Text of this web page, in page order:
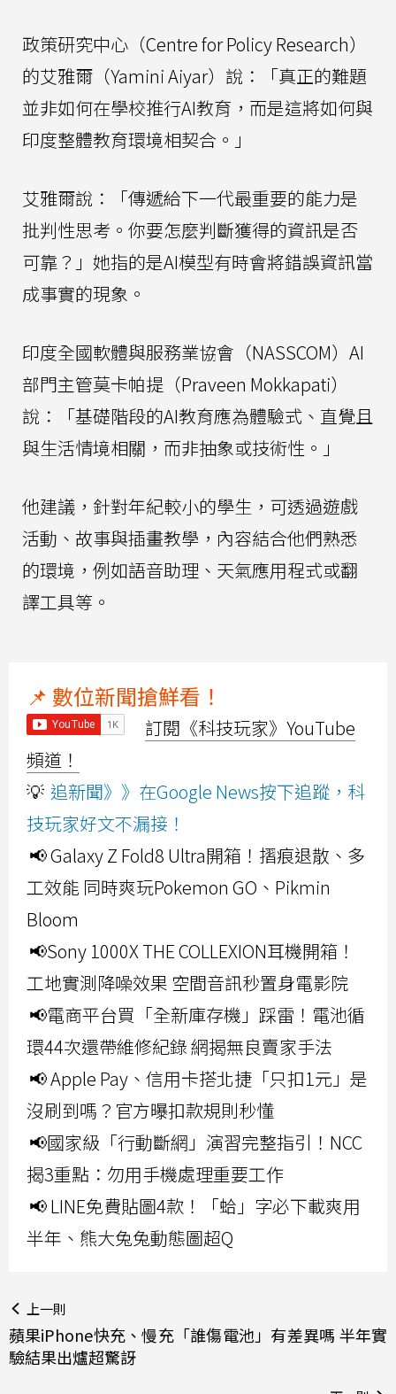
政策研究中心（Centre for Policy Research）
的艾雅爾（Yamini Aiyar）說：「真正的難題
並非如何在學校推行AI教育，而是這將如何與
印度整體教育環境相契合。」
艾雅爾說：「傳遞給下一代最重要的能力是
批判性思考。你要怎麼判斷獲得的資訊是否
可靠？」她指的是AI模型有時會將錯誤資訊當
成事實的現象。
印度全國軟體與服務業協會（NASSCOM）AI
部門主管莫卡帕提（Praveen Mokkapati）
說：「基礎階段的AI教育應為體驗式、直覺且
與生活情境相關，而非抽象或技術性。」
他建議，針對年紀較小的學生，可透過遊戲
活動、故事與插畫教學，內容結合他們熟悉
的環境，例如語音助理、天氣應用程式或翻
譯工具等。
📌 數位新聞搶鮮看！
訂閱《科技玩家》YouTube
頻道！
💡 追新聞》》在Google News按下追蹤，科
技玩家好文不漏接！
📢 Galaxy Z Fold8 Ultra開箱！摺痕退散、多
工效能 同時爽玩Pokemon GO、Pikmin
Bloom
📢Sony 1000X THE COLLEXION耳機開箱！
工地實測降噪效果 空間音訊秒置身電影院
📢電商平台買「全新庫存機」踩雷！電池循
環44次還帶維修紀錄 網揭無良賣家手法
📢 Apple Pay、信用卡搭北捷「只扣1元」是
沒刷到嗎？官方曝扣款規則秒懂
📢國家級「行動斷網」演習完整指引！NCC
揭3重點：勿用手機處理重要工作
📢 LINE免費貼圖4款！「蛤」字必下載爽用
半年、熊大兔兔動態圖超Q
上一則
蘋果iPhone快充、慢充「誰傷電池」有差異嗎 半年實
驗結果出爐超驚訝